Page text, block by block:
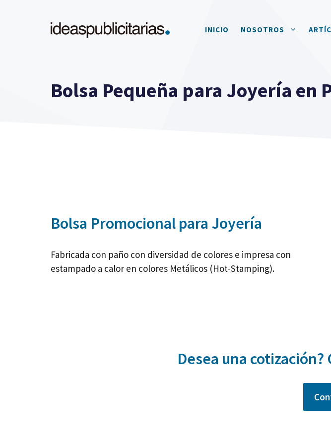
INICIO NOSOTROS
Bolsa Pequeña para Joyería en
Bolsa Promocional para Joyería
Fabricada con paño con diversidad de colores e impresa con
estampado a calor en colores Metálicos (Hot-Stamping).
Desea una